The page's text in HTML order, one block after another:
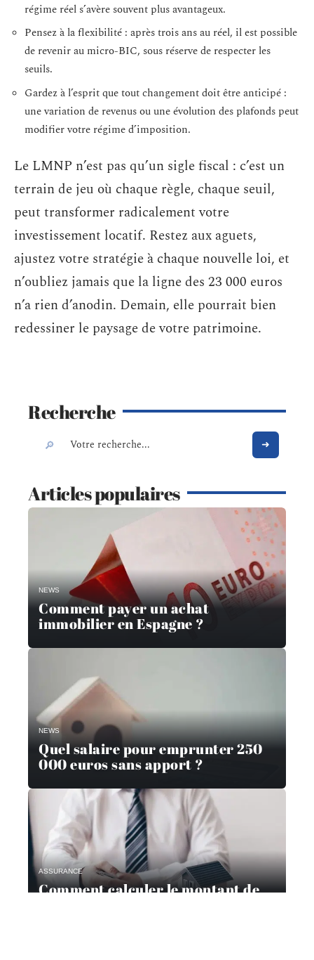
régime réel s’avère souvent plus avantageux.
Pensez à la flexibilité : après trois ans au réel, il est possible
de revenir au micro-BIC, sous réserve de respecter les
seuils.
Gardez à l’esprit que tout changement doit être anticipé :
une variation de revenus ou une évolution des plafonds peut
modifier votre régime d’imposition.
Le LMNP n’est pas qu’un sigle fiscal : c’est un
terrain de jeu où chaque règle, chaque seuil,
peut transformer radicalement votre
investissement locatif. Restez aux aguets,
ajustez votre stratégie à chaque nouvelle loi, et
n’oubliez jamais que la ligne des 23 000 euros
n’a rien d’anodin. Demain, elle pourrait bien
redessiner le paysage de votre patrimoine.
Recherche
Articles populaires
NEWS
Comment payer un achat
immobilier en Espagne ?
NEWS
Quel salaire pour emprunter 250
000 euros sans apport ?
ASSURANCE
Comment calculer le montant de